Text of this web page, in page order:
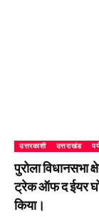
उत्तरकाशी उत्तराखंड
पुरोला विधानसभा
ट्रेक ऑफ द ईयर
किया।